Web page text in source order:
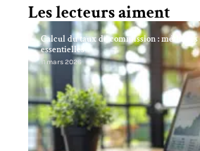
Les lecteurs aiment
Calcul du taux de commission : méthodes
essentielles
11 mars 2026